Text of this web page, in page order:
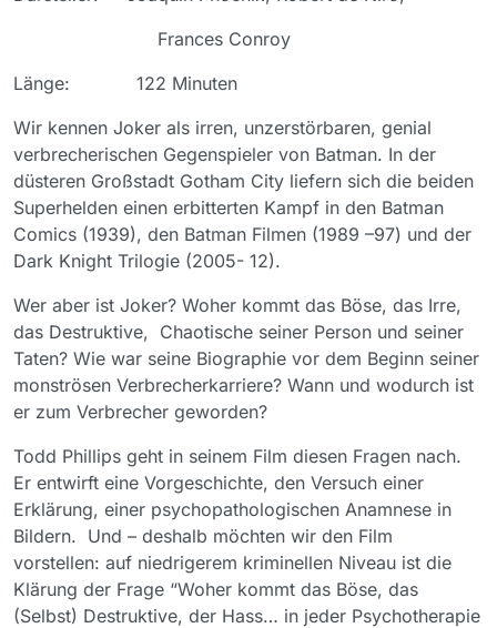
Frances Conroy
Länge: 122 Minuten
Wir kennen Joker als irren, unzerstörbaren, genial
verbrecherischen Gegenspieler von Batman. In der
düsteren Großstadt Gotham City liefern sich die beiden
Superhelden einen erbitterten Kampf in den Batman
Comics (1939), den Batman Filmen (1989 –97) und der
Dark Knight Trilogie (2005- 12).
Wer aber ist Joker? Woher kommt das Böse, das Irre,
das Destruktive, Chaotische seiner Person und seiner
Taten? Wie war seine Biographie vor dem Beginn seiner
monströsen Verbrecherkarriere? Wann und wodurch ist
er zum Verbrecher geworden?
Todd Phillips geht in seinem Film diesen Fragen nach.
Er entwirft eine Vorgeschichte, den Versuch einer
Erklärung, einer psychopathologischen Anamnese in
Bildern. Und – deshalb möchten wir den Film
vorstellen: auf niedrigerem kriminellen Niveau ist die
Klärung der Frage “Woher kommt das Böse, das
(Selbst) Destruktive, der Hass… in jeder Psychotherapie